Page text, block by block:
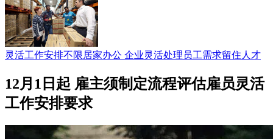
灵活工作安排不限居家办公 企业灵活处理员工需求留住人才
12月1日起 雇主须制定流程评估雇员灵活
工作安排要求